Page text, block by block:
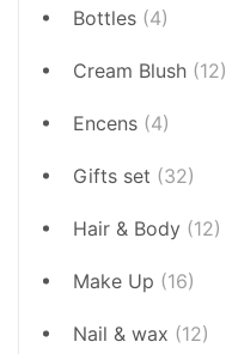
Bottles (4)
Cream Blush (12)
Encens (4)
Gifts set (32)
Hair & Body (12)
Make Up (16)
Nail & wax (12)